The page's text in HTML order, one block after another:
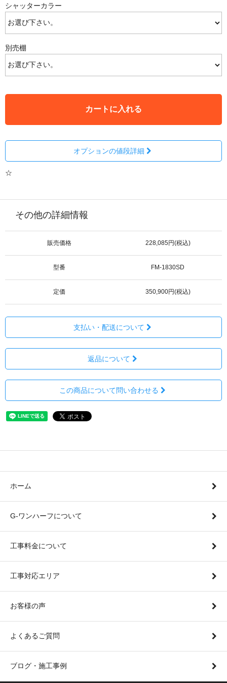
シャッターカラー
別売棚
カートに入れる
オプションの値段詳細
☆
その他の詳細情報
販売価格 228,085円(税込)
型番 FM-1830SD
定価 350,900円(税込)
支払い・配送について
返品について
この商品について問い合わせる
ホーム
G-ワンハーフについて
工事料金について
工事対応エリア
お客様の声
よくあるご質問
ブログ・施工事例